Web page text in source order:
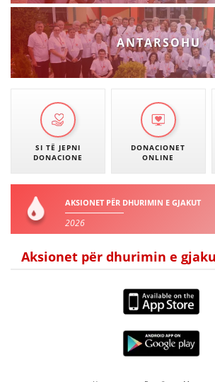
ANTARSOHU
SI TË JEPNI
DONACIONE
DONACIONET
ONLINE
AKSIONET PËR DHURIMIN E GJAKUT
2026
Aksionet për dhurimin e